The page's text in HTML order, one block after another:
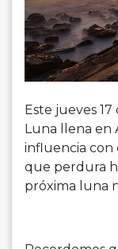
Este jueves
Luna llena en
influencia con
que perdura
próxima luna